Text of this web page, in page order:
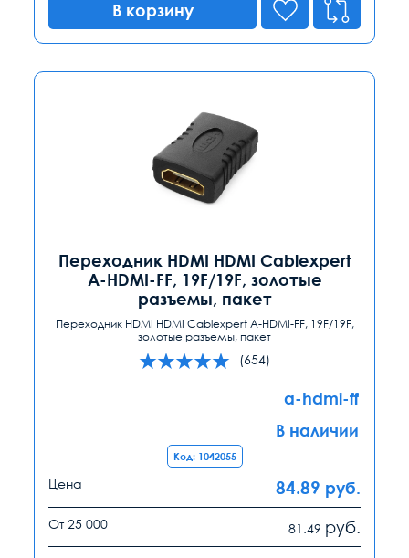
В корзину
Переходник HDMI HDMI Cablexpert
A-HDMI-FF, 19F/19F, золотые
разъемы, пакет
Переходник HDMI HDMI Cablexpert A-HDMI-FF, 19F/19F,
золотые разъемы, пакет
(654)
a-hdmi-ff
В наличии
Код: 1042055
Цена 84.89 руб.
От 25 000 81.49 руб.